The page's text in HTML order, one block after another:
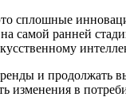
сплошные
самой ранней
и продолжать
изменения в